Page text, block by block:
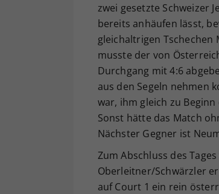
zwei gesetzte Schweizer
bereits anhäufen lässt,
gleichaltrigen Tschechen
musste der von
Durchgang mit 4:6
aus den Segeln nehmen
war, ihm gleich zu
Sonst hätte das Match
Nächster Gegner ist
Zum Abschluss des
Oberleitner/Schwärzler
auf Court 1 ein rein